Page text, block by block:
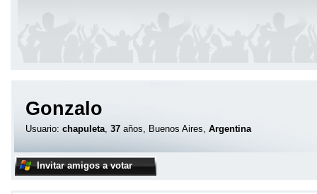
Gonzalo
Usuario: chapuleta, 37 años, Buenos Aires, Argentina
Invitar amigos a votar